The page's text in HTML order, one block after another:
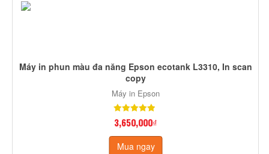
Máy in phun màu đa năng Epson ecotank L3310, In scan
copy
Máy in Epson
3,650,000₫
Mua ngay